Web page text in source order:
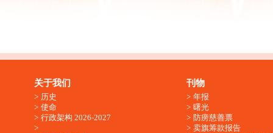
关于我们
历史
使命
行政架构 2026-2027
刊物
年报
曙光
防痨慈善票
卖旗筹款报告